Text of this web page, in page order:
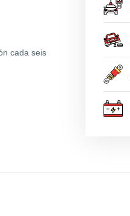
cada seis